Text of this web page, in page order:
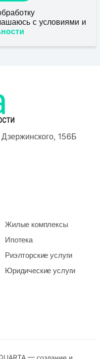
с условиями и
156Б
Жилые комплексы
Ипотека
Риэлторские услуги
Юридические услуги
— создание и